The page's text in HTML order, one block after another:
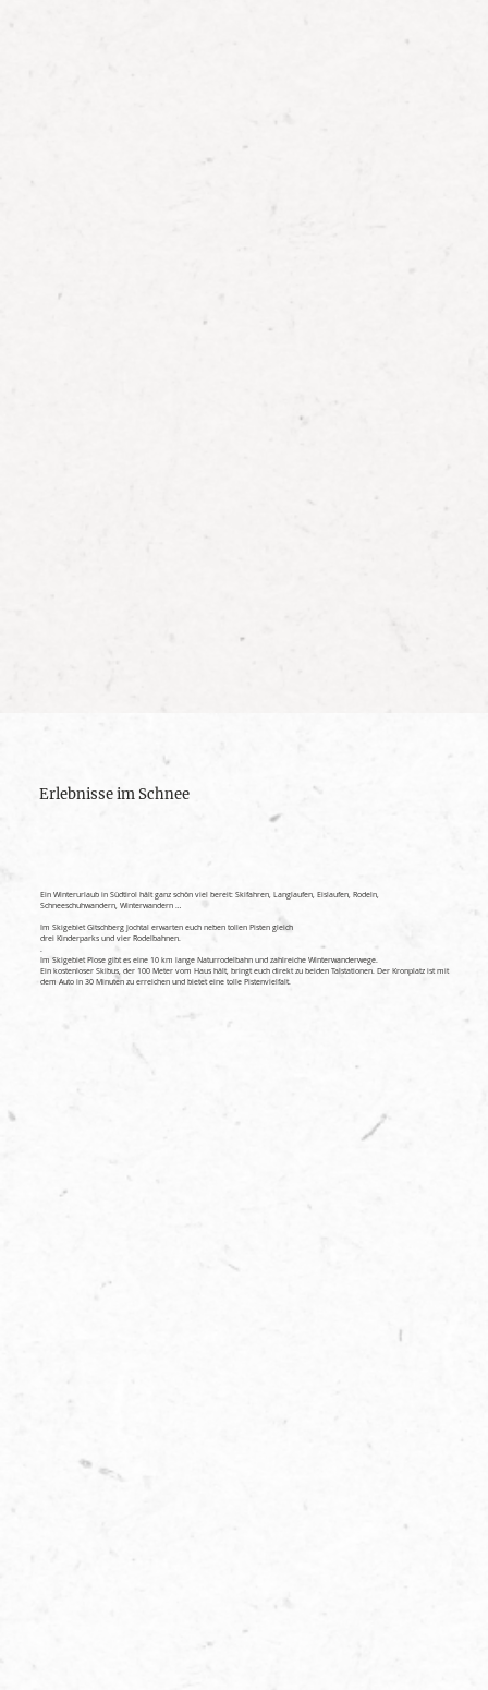
Erlebnisse im Schnee
Ein Winterurlaub in Südtirol hält ganz schön viel bereit: Skifahren, Langlaufen, Eislaufen, Rodeln,
Schneeschuhwandern, Winterwandern …
Im Skigebiet Gitschberg Jochtal erwarten euch neben tollen Pisten gleich
drei Kinderparks und vier Rodelbahnen.
Im Skigebiet Plose gibt es eine 10 km lange Naturrodelbahn und zahlreiche Winterwanderwege.
Ein kostenloser Skibus, der 100 Meter vom Haus hält, bringt euch direkt zu beiden Talstationen. Der Kronplatz ist mit
dem Auto in 30 Minuten zu erreichen und bietet eine tolle Pistenvielfalt.